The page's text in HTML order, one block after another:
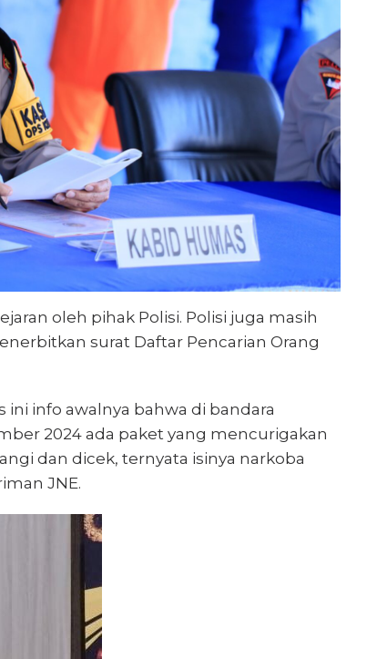
oleh pihak Polisi. Polisi juga masih
surat Daftar Pencarian Orang
info awalnya bahwa di bandara
2024 ada paket yang mencurigakan
dan dicek, ternyata isinya narkoba
JNE.